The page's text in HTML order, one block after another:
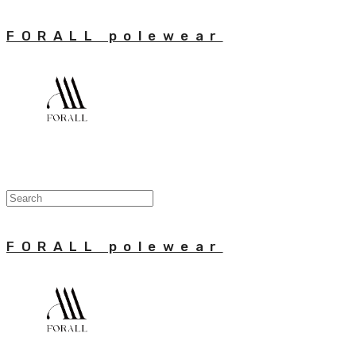
FORALL polewear
FORALL polewear